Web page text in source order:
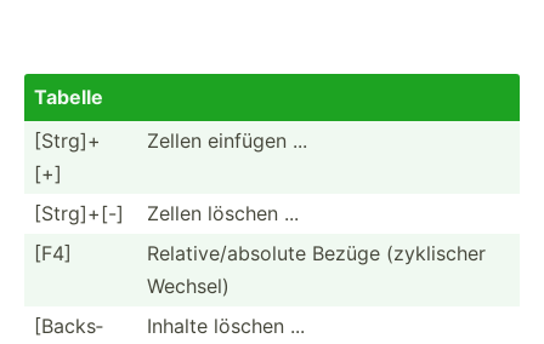
Tabelle
[​Strg­]+
[+]
Zellen einfügen ...
[​Strg­]+[-]
Zellen löschen ...
[F4]
Relati­ve/­abs­olute Bezüge (zykli­scher
Wechsel)
[Backs­
Inhalte löschen ...